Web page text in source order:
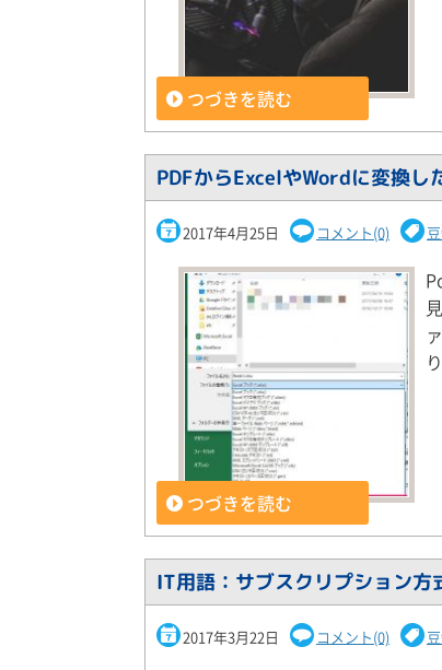
つづきを読む
PDFからExcelやWordに変換し
2017年4月25日 コメント(0)
つづきを読む
IT用語：サブスクリプション方
2017年3月22日 コメント(0)